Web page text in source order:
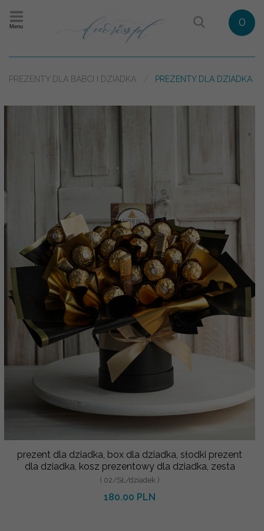
Menu 0
PREZENTY DLA BABCI I DZIADKA PREZENTY DLA DZIADKA
prezent dla dziadka, box dla dziadka, słodki prezent
dla dziadka, kosz prezentowy dla dziadka, zesta
( 02/SŁ/dziadek )
180.00 PLN